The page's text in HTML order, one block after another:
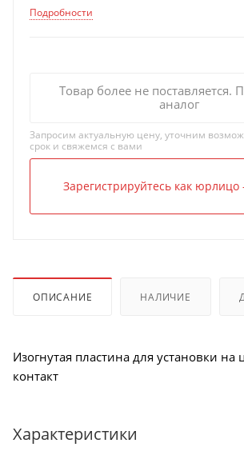
комплектом с арт. ch844971
Подробности
Товар более не поставляется.
аналог
Запросим актуальную цену, уточним
срок и свяжемся с вами
Зарегистрируйтесь как
ОПИСАНИЕ НАЛИЧИЕ
Изогнутая пластина для установки
контакт
Характеристики